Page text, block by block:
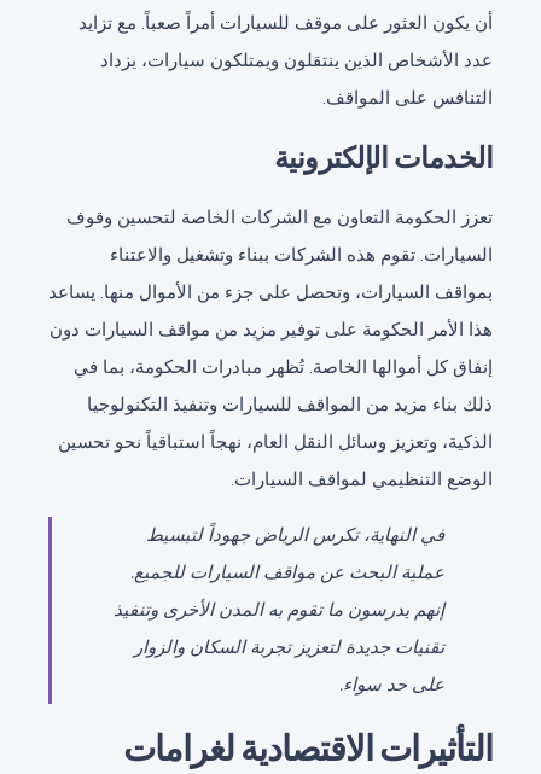
أن يكون العثور على موقف للسيارات أمراً صعباً. مع تزايد
عدد الأشخاص الذين ينتقلون ويمتلكون سيارات، يزداد
التنافس على المواقف.
الخدمات الإلكترونية
تعزز الحكومة التعاون مع الشركات الخاصة لتحسين وقوف
السيارات. تقوم هذه الشركات ببناء وتشغيل والاعتناء
بمواقف السيارات، وتحصل على جزء من الأموال منها. يساعد
هذا الأمر الحكومة على توفير مزيد من مواقف السيارات دون
إنفاق كل أموالها الخاصة. تُظهر مبادرات الحكومة، بما في
ذلك بناء مزيد من المواقف للسيارات وتنفيذ التكنولوجيا
الذكية، وتعزيز وسائل النقل العام، نهجاً استباقياً نحو تحسين
الوضع التنظيمي لمواقف السيارات.
في النهاية، تكرس الرياض جهوداً لتبسيط
عملية البحث عن مواقف السيارات للجميع.
إنهم يدرسون ما تقوم به المدن الأخرى وتنفيذ
تقنيات جديدة لتعزيز تجربة السكان والزوار
على حد سواء.
التأثيرات الاقتصادية لغرامات